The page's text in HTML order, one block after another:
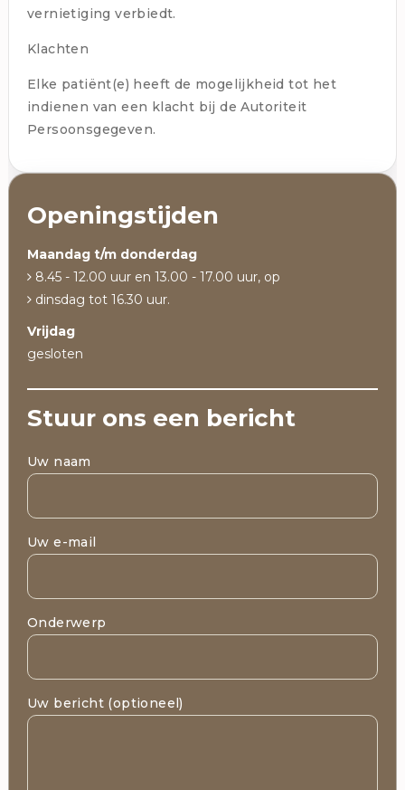
vernietiging verbiedt.
Klachten
Elke patiënt(e) heeft de mogelijkheid tot het
indienen van een klacht bij de Autoriteit
Persoonsgegeven.
Openingstijden
Maandag t/m donderdag
8.45 - 12.00 uur en 13.00 - 17.00 uur, op
dinsdag tot 16.30 uur.
Vrijdag
gesloten
Stuur ons een bericht
Uw naam
Uw e-mail
Onderwerp
Uw bericht (optioneel)